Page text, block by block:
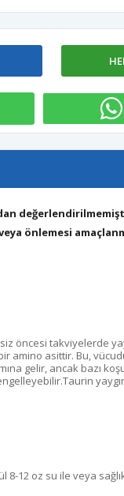
önlemesi
öncesi takviyelerde
amino asittir. Bu,
gelir, ancak bazı
12 oz su ile veya